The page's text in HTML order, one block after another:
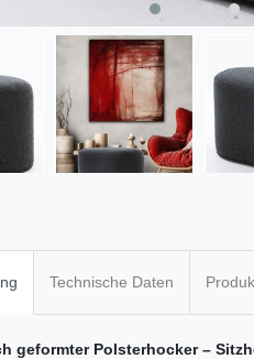
Technische Daten
geformter Polsterhocker –